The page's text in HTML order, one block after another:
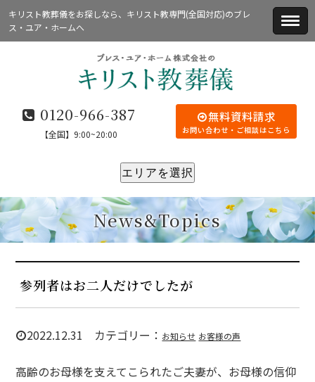
キリスト教葬儀をお探しなら、キリスト教専門(全国対応)のブレ
ス・ユア・ホームへ
無料資料請求
お問い合わせ・ご相談はこちら
0120-966-387
【全国】9:00~20:00
エリアを選択
News&Topics
参列者はお二人だけでしたが
2022.12.31 カテゴリー： お知らせ お客様の声
高齢のお母様を支えてこられたご夫妻が、お母様の信仰